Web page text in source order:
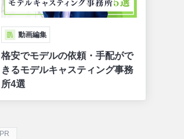
動画編集
格安でモデルの依頼・手配がで
きるモデルキャスティング事務
所4選
PR